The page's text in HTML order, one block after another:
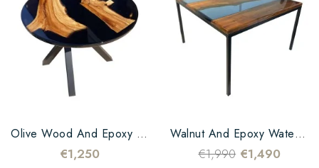
Olive Wood And Epoxy Black Coffee Table
€1,250
Walnut And Epoxy Water Coffee Table
€1,990 €1,490